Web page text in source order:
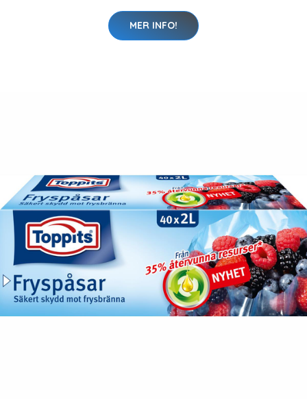
MER INFO!